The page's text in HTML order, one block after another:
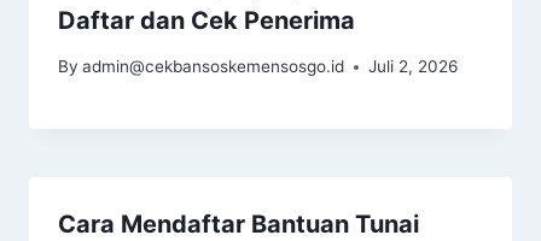
Daftar dan Cek Penerima
By admin@cekbansoskemensosgo.id Juli 2, 2026
Cara Mendaftar Bantuan Tunai